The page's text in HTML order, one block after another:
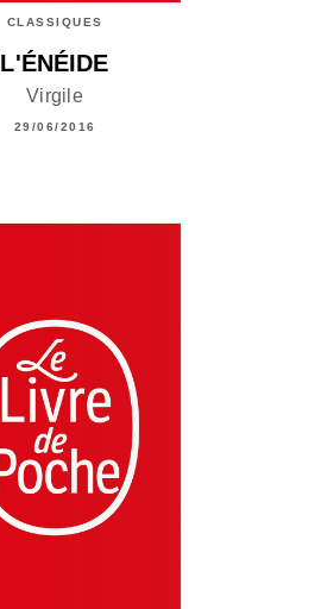
CLASSIQUES
L'ÉNÉIDE
Virgile
29/06/2016